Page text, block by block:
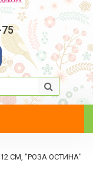
СМ, "РОЗА ОСТИНА"